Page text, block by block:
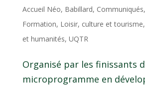
Accueil Néo, Babillard, Communiqués,
Formation, Loisir, culture et tourisme,
et humanités, UQTR
Organisé par les finissants
microprogramme en